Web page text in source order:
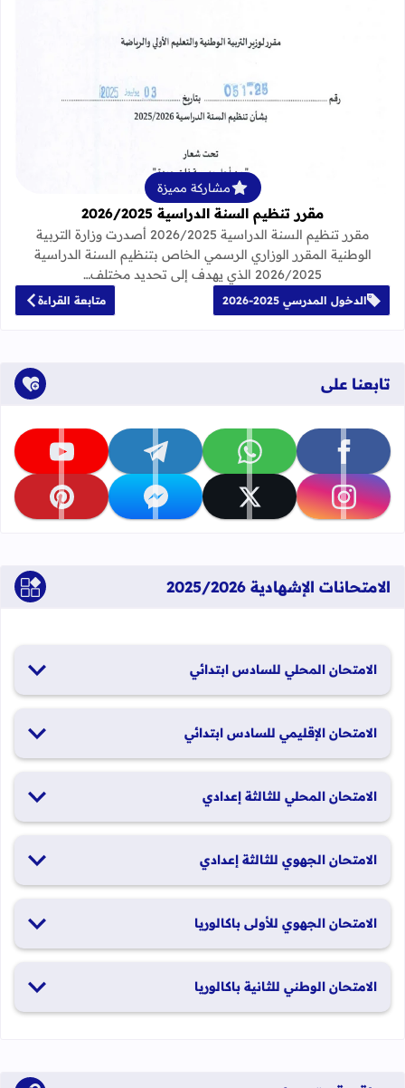
قراءة المزيد عن مقرر تنظيم السنة الدراسية
مشاركة مميزة
مقرر تنظيم السنة الدراسية 2026/2025
مقرر تنظيم السنة الدراسية 2026/2025 أصدرت وزارة التربية
الوطنية المقرر الوزاري الرسمي الخاص بتنظيم السنة الدراسية
2026/2025 الذي يهدف إلى تحديد مختلف…
الدخول المدرسي 2025-2026 متابعة القراءة
تابعنا على
تابعنا على facebook تابعنا على whatsapp تابعنا على telegram تابعنا على youtube
تابعنا على instagram تابعنا على x تابعنا على messenger تابعنا على pinterest
الامتحانات الإشهادية 2025/2026
الامتحان المحلي للسادس ابتدائي
الامتحان الإقليمي للسادس ابتدائي
الامتحان المحلي للثالثة إعدادي
الامتحان الجهوي للثالثة إعدادي
الامتحان الجهوي للأولى باكالوريا
2026
الامتحان الوطني للثانية باكالوريا